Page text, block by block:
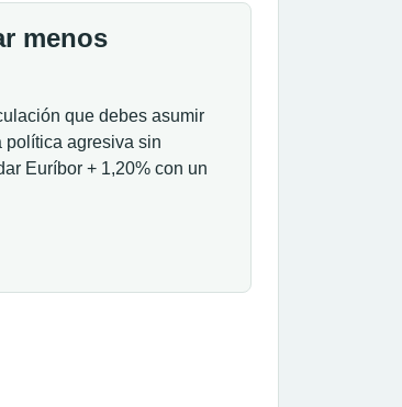
menos
que debes asumir
política agresiva sin
Euríbor + 1,20% con un